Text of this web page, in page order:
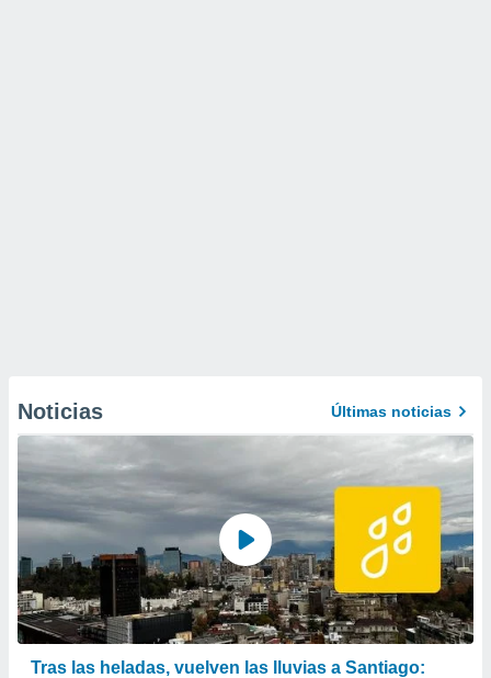
Noticias Últimas noticias
Tras las heladas, vuelven las lluvias a Santiago: